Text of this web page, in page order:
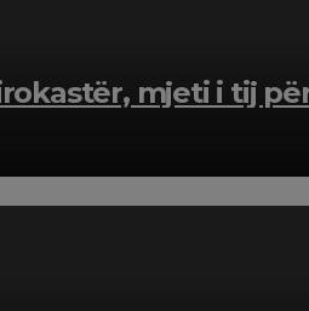
mjeti i tij